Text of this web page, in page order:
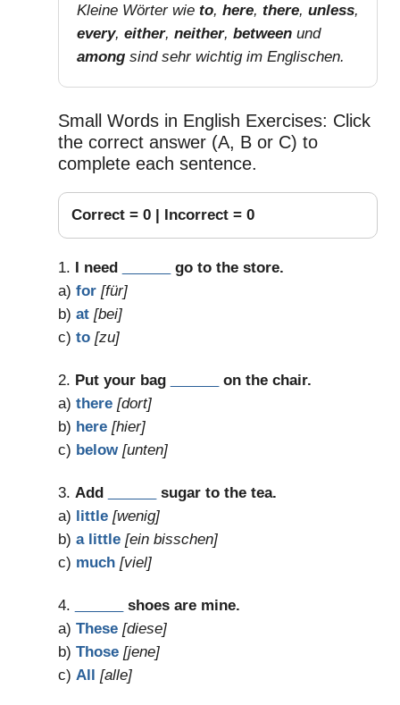
Kleine Wörter wie to, here, there, unless,
every, either, neither, betweenund
amongsind sehr wichtig im Englischen.
Small Words in English Exercises: Click
the correct answer (A, B or C) to
complete each sentence.
Correct = 0| Incorrect = 0
1. I need
go to the store.
a) for [für]
b) at [bei]
c) to [zu]
2. Put your bag
on the chair.
a) there [dort]
b) here [hier]
c) below [unten]
3. Add
sugar to the tea.
a) little [wenig]
b) a little [ein bisschen]
c) much [viel]
4.
shoes are mine.
a) These [diese]
b) Those [jene]
c) All [alle]